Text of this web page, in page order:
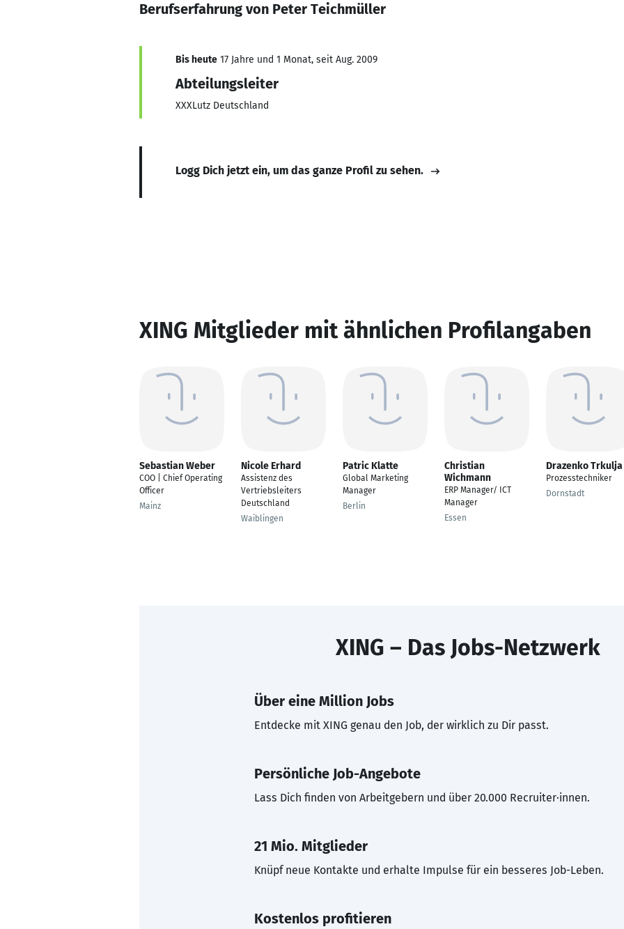
Berufserfahrung von Peter Teichmüller
Bis heute 17 Jahre und 1 Monat, seit Aug. 2009
Abteilungsleiter
XXXLutz Deutschland
Logg Dich jetzt ein, um das ganze Profil zu sehen.
XING Mitglieder mit ähnlichen Profilangaben
Sebastian Weber
COO | Chief Operating
Officer
Mainz
Nicole Erhard
Assistenz des
Vertriebsleiters
Deutschland
Waiblingen
Patric Klatte
Global Marketing
Manager
Berlin
Christian
Wichmann
ERP Manager/ ICT
Manager
Essen
Drazenko Trkulja
Prozesstechniker
Dornstadt
XING – Das Jobs-Netzwerk
Über eine Million Jobs
Entdecke mit XING genau den Job, der wirklich zu Dir passt.
Persönliche Job-Angebote
Lass Dich finden von Arbeitgebern und über 20.000 Recruiter·innen.
21 Mio. Mitglieder
Knüpf neue Kontakte und erhalte Impulse für ein besseres Job-Leben.
Kostenlos profitieren